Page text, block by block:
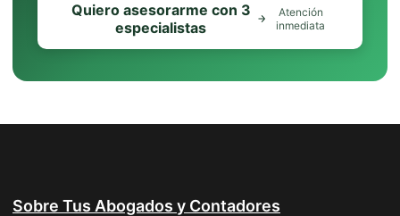
Quiero asesorarme con 3
especialistas
Atención
inmediata
Sobre Tus Abogados y Contadores